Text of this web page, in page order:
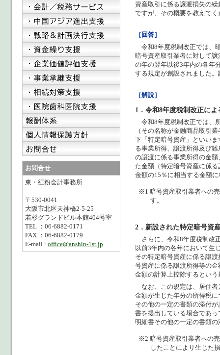
資産取引に係る譲渡損失の
ですが、その概要を教えてく
［回答］
令和8年度税制改正では、
暗号資産取引業者に対して
の年の翌年以後3年内の各年
する規定が創設されました
［解説］
1．令和8年度税制改正に
令和8年度税制改正では、
（その名称が金融商品取引
下「特定暗号資産」といい
る事業所得、譲渡所得及び
の譲渡に係る事業所得の金
た金額（特定暗号資産に係
金額の15％に相当する金額
※1 暗号資産取引業者への
す。
2．新設された特定暗号資
さらに、令和8年度税制改
以前3年内の各年において生
その特定暗号資産に係る譲
号資産に係る譲渡所得等の
金額の計算上控除するとい
なお、この規定は、居住者
金額が生じた年分の所得税
その他の一定の書類の添付
書を提出している場合であ
明細書その他の一定の書類
※2 暗号資産取引業者への
したことにより生じた
お問合せ
東・紅粉会計事務所
〒530-0041
大阪市北区天神橋2-5-25
若杉グランドビル本館404号室
TEL ：06-6882-0171
FAX ：06-6882-0179
E-mail : office@anshin-1st.jp